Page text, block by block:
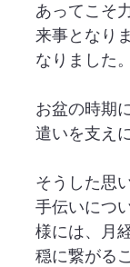
あってこそ
来事となり
なりました。
お盆の時期
遣いを支え
そうした思
手伝いにつ
様には、月
穏に繋がる